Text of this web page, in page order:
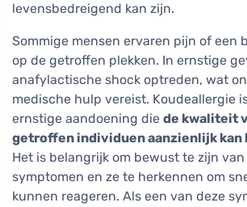
levensbedreigend kan zijn.
Sommige mensen ervaren pijn of een
op de getroffen plekken. In ernstige
anafylactische shock optreden, wat
medische hulp vereist. Koudeallergie
ernstige aandoening die de kwaliteit
getroffen individuen aanzienlijk kan
Het is belangrijk om bewust te zijn van
symptomen en ze te herkennen om
kunnen reageren. Als een van deze